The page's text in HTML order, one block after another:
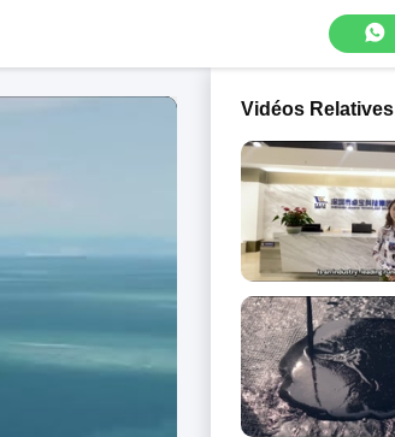
Vidéos Relatives